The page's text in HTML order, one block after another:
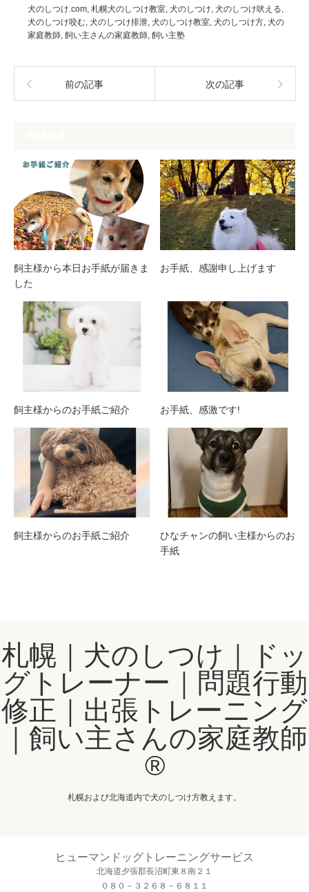
犬のしつけ.com 札幌犬のしつけ教室 犬のしつけ 犬のしつけ吠える
犬のしつけ咬む 犬のしつけ排泄 犬のしつけ教室 犬のしつけ方 犬の
家庭教師 飼い主さんの家庭教師 飼い主塾
前の記事 次の記事
飼主様から本日お手紙が届きま
した
お手紙、感謝申し上げます
飼主様からのお手紙ご紹介 お手紙、感激です!
飼主様からのお手紙ご紹介
ひなチャンの飼い主様からのお
手紙
札幌｜犬のしつけ｜ドッ
グトレーナー｜問題行動
修正｜出張トレーニング
｜飼い主さんの家庭教師
®️
札幌および北海道内で犬のしつけ方教えます。
ヒューマンドッグトレーニングサービス
北海道夕張郡長沼町東８南２１
０８０－３２６８－６８１１